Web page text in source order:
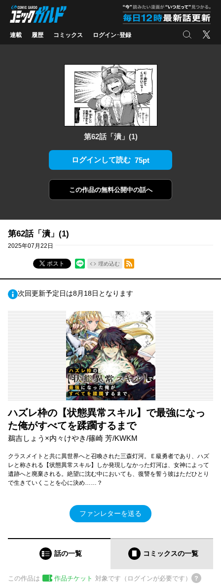
コミックガルド
連載 履歴 コミックス ログイン･登録 検索 X
第62話「潰」(1)
ログインして読む 75pt
この作品の無料公開中の話へ
第62話「潰」(1)
2025年07月22日
ポスト 埋め込む
RSSフィード
次回更新予定日は8月18日となります
ハズレ枠の【状態異常スキル】で最強になっ
た俺がすべてを蹂躙するまで
鵜吉しょう×内々けやき/篠崎 芳/KWKM
クラスメイトと共に異世界へと召喚された三森灯河。Ｅ級勇者であり、ハズ
レと称される【状態異常スキル】しか発現しなかった灯河は、女神によって
遺跡へと廃棄される。絶望に沈む中においても、復讐を誓う彼はただひとり
で生きていくことを心に決め……？
ファンレターを送る
話の一覧 コミックスの一覧
この作品は 作品チケット 対象です（ログインが必要です）